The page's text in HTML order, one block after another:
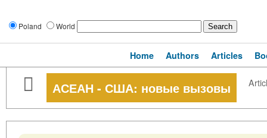
Poland World
Home Authors Articles
АСЕАН - США: новые вызовы